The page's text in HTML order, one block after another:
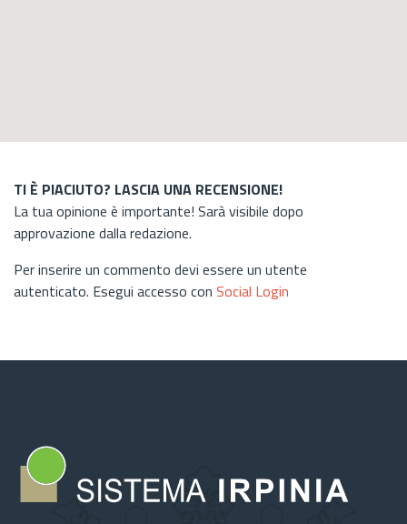
TI È PIACIUTO? LASCIA UNA RECENSIONE!
La tua opinione è importante! Sarà visibile dopo
approvazione dalla redazione.
Per inserire un commento devi essere un utente
autenticato. Esegui accesso con Social Login